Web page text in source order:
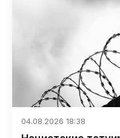
04.08.2026 18:38